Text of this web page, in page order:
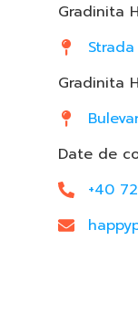
Gradinita
Gradinita
Date de
+40